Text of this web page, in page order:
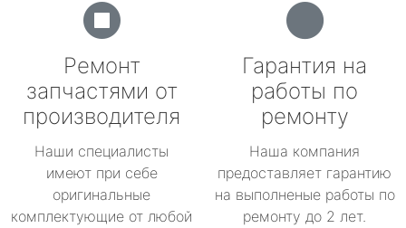
Ремонт
запчастями от
производителя
Наши специалисты
имеют при себе
оригинальные
комплектующие от любой
Гарантия на
работы по
ремонту
Наша компания
предоставляет гарантию
на выполненые работы по
ремонту до 2 лет.